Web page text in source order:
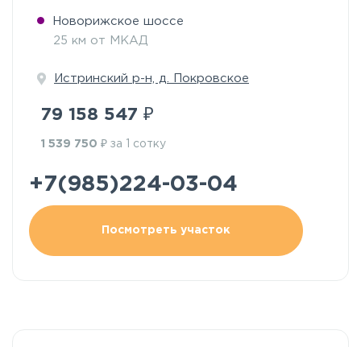
Новорижское шоссе
25 км от МКАД
Истринский р-н, д. Покровское
79 158 547 ₽
1 539 750 ₽ за 1 сотку
+7(985)224-03-04
Посмотреть участок